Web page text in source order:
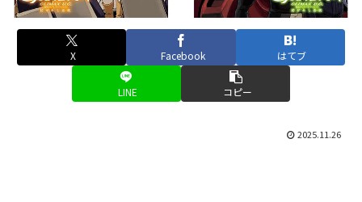
X Facebook はてブ
LINE コピー
2025.11.26